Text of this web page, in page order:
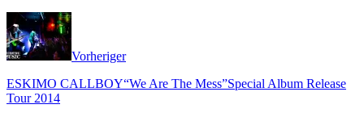
Vorheriger
ESKIMO CALLBOY“We Are The Mess”Special Album Release
Tour 2014